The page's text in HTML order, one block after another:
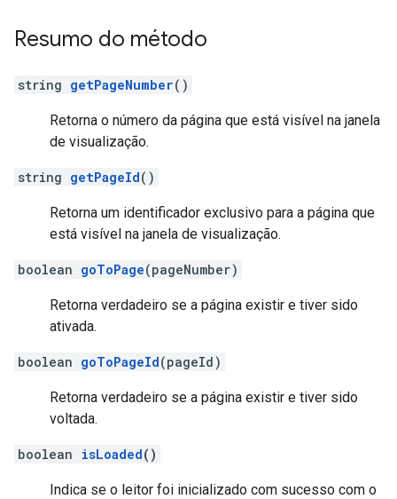
Resumo do método
string getPageNumber()
Retorna o número da página que está visível na janela
de visualização.
string getPageId()
Retorna um identificador exclusivo para a página que
está visível na janela de visualização.
boolean goToPage(pageNumber)
Retorna verdadeiro se a página existir e tiver sido
ativada.
boolean goToPageId(pageId)
Retorna verdadeiro se a página existir e tiver sido
voltada.
boolean isLoaded()
Indica se o leitor foi inicializado com sucesso com o